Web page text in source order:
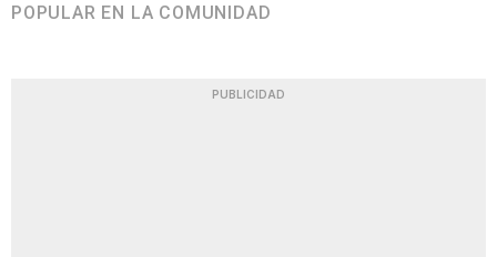
POPULAR EN LA COMUNIDAD
PUBLICIDAD